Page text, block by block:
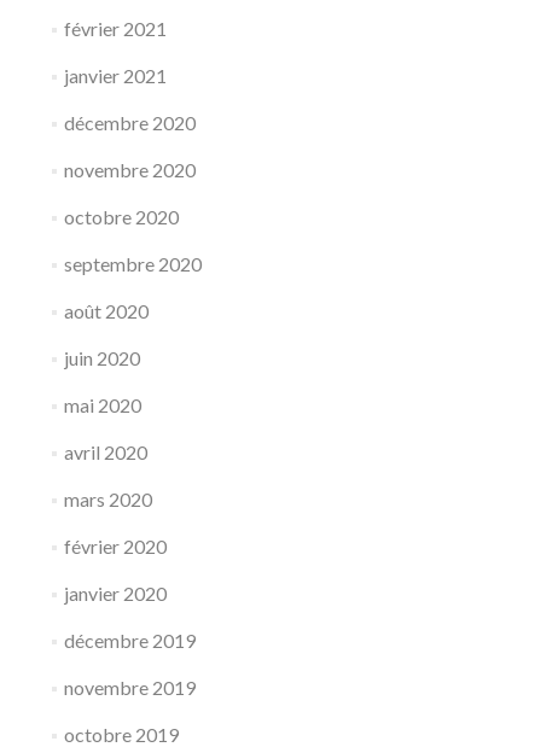
février 2021
janvier 2021
décembre 2020
novembre 2020
octobre 2020
septembre 2020
août 2020
juin 2020
mai 2020
avril 2020
mars 2020
février 2020
janvier 2020
décembre 2019
novembre 2019
octobre 2019